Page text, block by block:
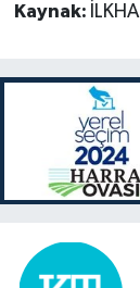
Kaynak: İLKHA